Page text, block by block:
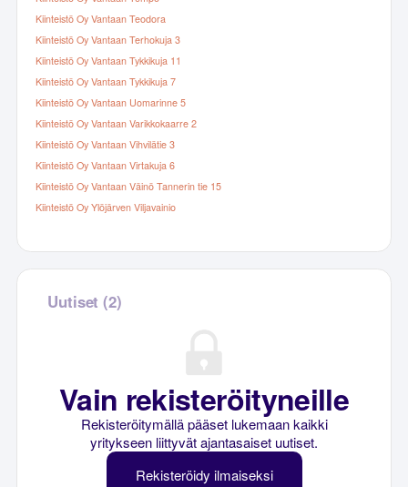
Kiinteistö Oy Vantaan Teodora
Kiinteistö Oy Vantaan Terhokuja 3
Kiinteistö Oy Vantaan Tykkikuja 11
Kiinteistö Oy Vantaan Tykkikuja 7
Kiinteistö Oy Vantaan Uomarinne 5
Kiinteistö Oy Vantaan Varikkokaarre 2
Kiinteistö Oy Vantaan Vihvilätie 3
Kiinteistö Oy Vantaan Virtakuja 6
Kiinteistö Oy Vantaan Väinö Tannerin tie 15
Kiinteistö Oy Ylöjärven Viljavainio
Uutiset (2)
Vain rekisteröityneille
Rekisteröitymällä pääset lukemaan kaikki
yritykseen liittyvät ajantasaiset uutiset.
Rekisteröidy ilmaiseksi